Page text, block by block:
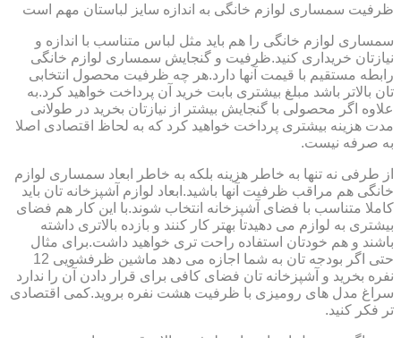
ظرفیت سمساری لوازم خانگی به اندازه سایز لباستان مهم است
سمساری لوازم خانگی را هم باید مثل لباس متناسب با اندازه و
نیازتان خریداری کنید.ظرفیت و گنجایش سمساری لوازم خانگی
رابطه مستقیم با قیمت آنها دارد.هر چه ظرفیت محصول انتخابی
تان بالاتر باشد مبلغ بیشتری بابت خرید آن پرداخت خواهید کرد.به
علاوه اگر محصولی با گنجایش بیشتر از نیازتان بخرید در طولانی
مدت هزینه بیشتری پرداخت خواهید کرد که به لحاظ اقتصادی اصلا
به صرفه نیست.
از طرفی نه تنها به خاطر هزینه بلکه به خاطر ابعاد سمساری لوازم
خانگی هم مراقب ظرفیت آنها باشید.ابعاد لوازم آشپزخانه تان باید
کاملا متناسب با فضای آشپزخانه انتخاب شوند.با این کار هم فضای
بیشتری به لوازم می دهیدتا بهتر کار کنند و بازده بالاتری داشته
باشند و هم خودتان استفاده راحت تری خواهید داشت.برای مثال
حتی اگر بودجه تان به شما اجازه می دهد ماشین ظرفشویی 12
نفره بخرید و آشپزخانه تان فضای کافی برای قرار دادن آن را ندارد
سراغ مدل های رومیزی با ظرفیت هشت نفره بروید.کمی اقتصادی
تر فکر کنید.